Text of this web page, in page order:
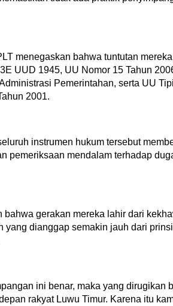
menegaskan bahwa tuntutan
UUD 1945, UU Nomor 15 Tahun
Pemerintahan, serta UU
2001.
instrumen hukum tersebut
pemeriksaan mendalam terhadap
bahwa gerakan mereka lahir dari
yang dianggap semakin jauh dari
ini benar, maka yang dirugikan
rakyat Luwu Timur. Karena itu